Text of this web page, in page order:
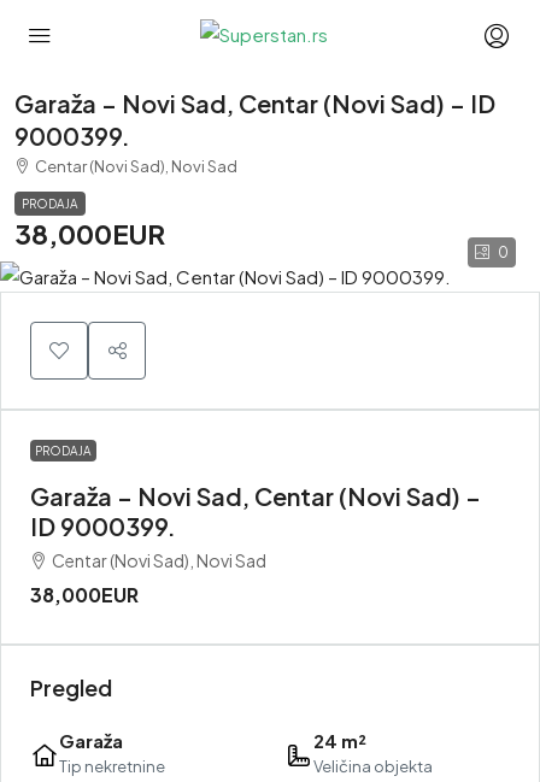
Garaža – Novi Sad, Centar (Novi Sad) – ID
9000399.
Centar (Novi Sad), Novi Sad
PRODAJA
38,000EUR
0
PRODAJA
Garaža – Novi Sad, Centar (Novi Sad) –
ID 9000399.
Centar (Novi Sad), Novi Sad
38,000EUR
Pregled
Garaža
Tip nekretnine
24 m²
Veličina objekta